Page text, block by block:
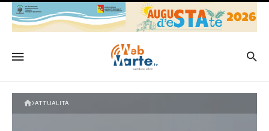
ATTUALITÀ